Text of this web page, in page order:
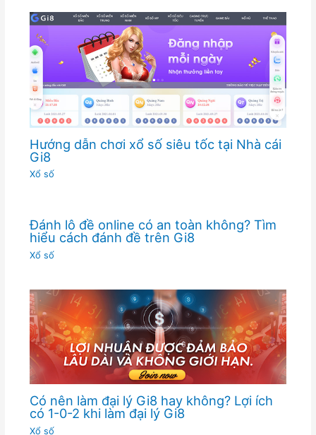
Hướng dẫn chơi xổ số siêu tốc tại Nhà cái
Gi8
Xổ số
Đánh lô đề online có an toàn không? Tìm
hiểu cách đánh đề trên Gi8
Xổ số
Có nên làm đại lý Gi8 hay không? Lợi ích
có 1-0-2 khi làm đại lý Gi8
Xổ số